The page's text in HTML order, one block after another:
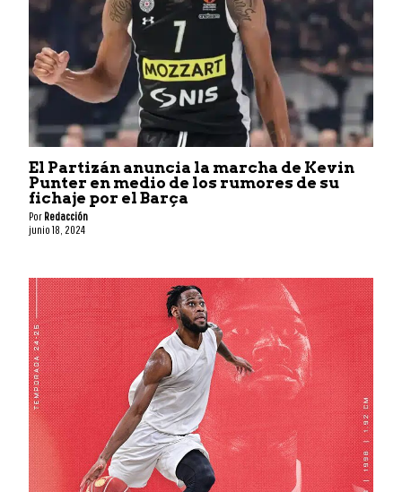
El Partizán anuncia la marcha de Kevin
Punter en medio de los rumores de su
fichaje por el Barça
Por Redacción
junio 18, 2024